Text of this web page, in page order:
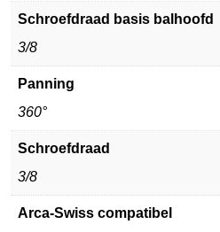
Schroefdraad basis balhoofd
3/8
Panning
360°
Schroefdraad
3/8
Arca-Swiss compatibel